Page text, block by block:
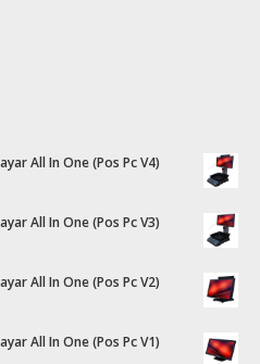
All In One (Pos Pc V4)
All In One (Pos Pc V3)
All In One (Pos Pc V2)
All In One (Pos Pc V1)